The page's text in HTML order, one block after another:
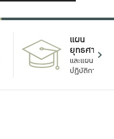
แผน
ยุทธศาสตร์
และแผน
ปฏิบัติการ